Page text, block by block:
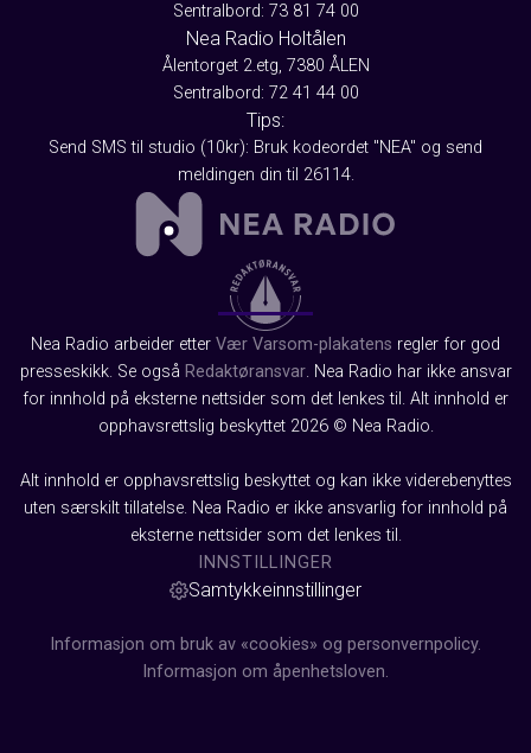
Sentralbord: 73 81 74 00
Nea Radio Holtålen
Ålentorget 2.etg, 7380 ÅLEN
Sentralbord: 72 41 44 00
Tips:
Send SMS til studio (10kr): Bruk kodeordet "NEA" og send
meldingen din til 26114.
Nea Radio arbeider etter Vær Varsom-plakatens regler for god
presseskikk. Se også Redaktøransvar. Nea Radio har ikke ansvar
for innhold på eksterne nettsider som det lenkes til. Alt innhold er
opphavsrettslig beskyttet 2026 © Nea Radio.
Alt innhold er opphavsrettslig beskyttet og kan ikke viderebenyttes
uten særskilt tillatelse. Nea Radio er ikke ansvarlig for innhold på
eksterne nettsider som det lenkes til.
INNSTILLINGER
Samtykkeinnstillinger
Informasjon om bruk av «cookies» og personvernpolicy.
Informasjon om åpenhetsloven.